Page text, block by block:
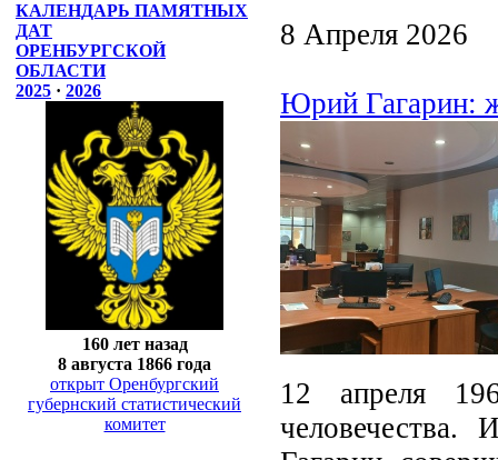
КАЛЕНДАРЬ ПАМЯТНЫХ
ДАТ
ОРЕНБУРГСКОЙ
ОБЛАСТИ
2025 · 2026
160 лет назад
8 августа 1866 года
открыт Оренбургский
губернский статистический
комитет
8 Апреля 2026
Юрий Гагарин:
12 апреля